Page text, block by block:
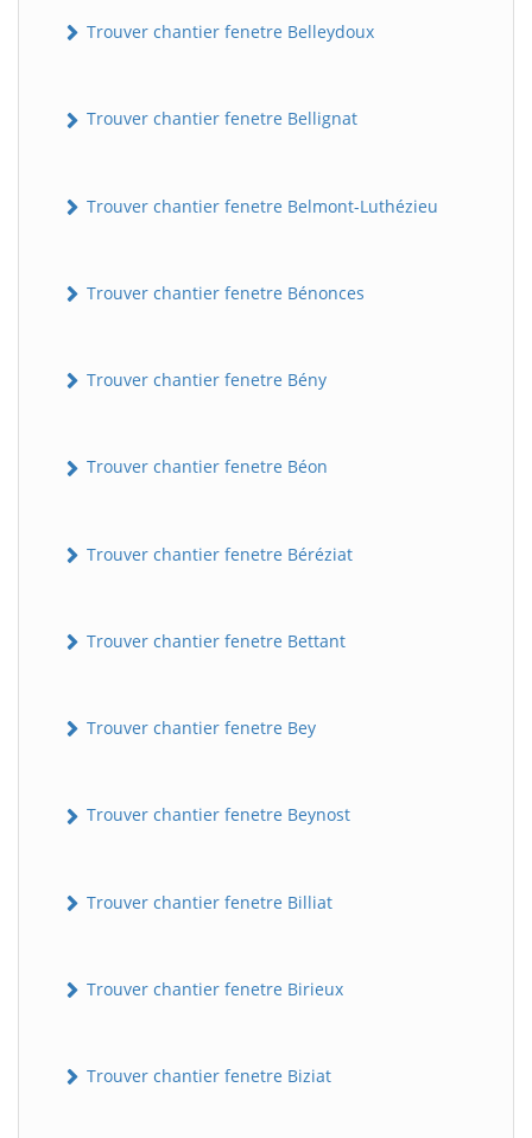
Trouver chantier fenetre Belleydoux
Trouver chantier fenetre Bellignat
Trouver chantier fenetre Belmont-Luthézieu
Trouver chantier fenetre Bénonces
Trouver chantier fenetre Bény
Trouver chantier fenetre Béon
Trouver chantier fenetre Béréziat
Trouver chantier fenetre Bettant
Trouver chantier fenetre Bey
Trouver chantier fenetre Beynost
Trouver chantier fenetre Billiat
Trouver chantier fenetre Birieux
Trouver chantier fenetre Biziat